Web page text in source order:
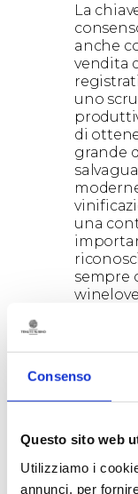
Consenso
Questo sito web
Utilizziamo i
annunci, per
La
anche
vendita
uno
di
grande
una
sempre
qualità
marchio
guide,
crescita